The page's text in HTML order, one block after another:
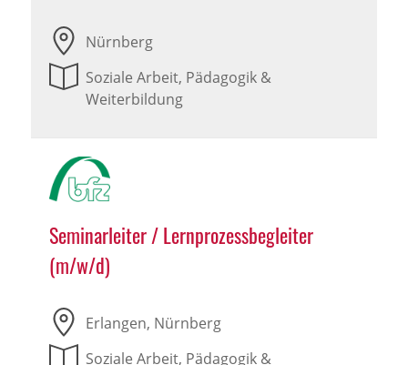
Nürnberg
Soziale Arbeit, Pädagogik &
Weiterbildung
Seminarleiter / Lernprozessbegleiter
(m/w/d)
Erlangen, Nürnberg
Soziale Arbeit, Pädagogik &